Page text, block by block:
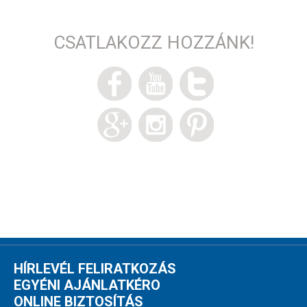
CSATLAKOZZ HOZZÁNK!
HÍRLEVÉL FELIRATKOZÁS
EGYÉNI AJÁNLATKÉRO
ONLINE BIZTOSÍTÁS